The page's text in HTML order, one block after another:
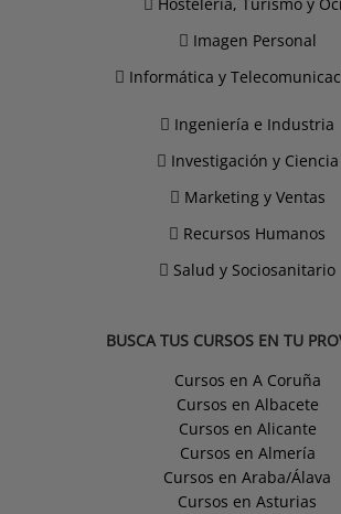
Imagen Personal
Informática y
Ingeniería e Industria
Investigación y Ciencia
Marketing y Ventas
Recursos Humanos
Salud y Sociosanitario
BUSCA TUS CURSOS EN TU
Cursos en A Coruña
Cursos en Albacete
Cursos en Alicante
Cursos en Almería
Cursos en Araba/Álava
Cursos en Asturias